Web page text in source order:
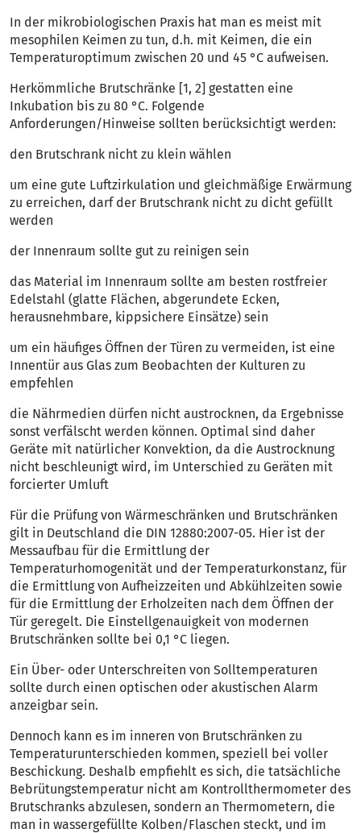
In der mikrobiologischen Praxis hat man es meist mit
mesophilen Keimen zu tun, d.h. mit Keimen, die ein
Temperaturoptimum zwischen 20 und 45 °C aufweisen.
Herkömmliche Brutschränke [1, 2] gestatten eine
Inkubation bis zu 80 °C. Folgende
Anforderungen/Hinweise sollten berücksichtigt werden:
den Brutschrank nicht zu klein wählen
um eine gute Luftzirkulation und gleichmäßige Erwärmung
zu erreichen, darf der Brutschrank nicht zu dicht gefüllt
werden
der Innenraum sollte gut zu reinigen sein
das Material im Innenraum sollte am besten rostfreier
Edelstahl (glatte Flächen, abgerundete Ecken,
herausnehmbare, kippsichere Einsätze) sein
um ein häufiges Öffnen der Türen zu vermeiden, ist eine
Innentür aus Glas zum Beobachten der Kulturen zu
empfehlen
die Nährmedien dürfen nicht austrocknen, da Ergebnisse
sonst verfälscht werden können. Optimal sind daher
Geräte mit natürlicher Konvektion, da die Austrocknung
nicht beschleunigt wird, im Unterschied zu Geräten mit
forcierter Umluft
Für die Prüfung von Wärmeschränken und Brutschränken
gilt in Deutschland die DIN 12880:2007-05. Hier ist der
Messaufbau für die Ermittlung der
Temperaturhomogenität und der Temperaturkonstanz, für
die Ermittlung von Aufheizzeiten und Abkühlzeiten sowie
für die Ermittlung der Erholzeiten nach dem Öffnen der
Tür geregelt. Die Einstellgenauigkeit von modernen
Brutschränken sollte bei 0,1 °C liegen.
Ein Über- oder Unterschreiten von Solltemperaturen
sollte durch einen optischen oder akustischen Alarm
anzeigbar sein.
Dennoch kann es im inneren von Brutschränken zu
Temperaturunterschieden kommen, speziell bei voller
Beschickung. Deshalb empfiehlt es sich, die tatsächliche
Bebrütungstemperatur nicht am Kontrollthermometer des
Brutschranks abzulesen, sondern an Thermometern, die
man in wassergefüllte Kolben/Flaschen steckt, und im